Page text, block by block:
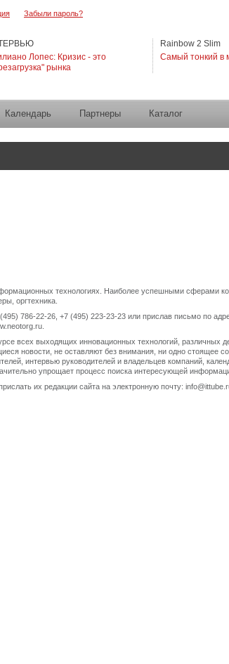
Лопес: Кризис - это
рынка
Rainbow 2 Slim
Самый тонкий в
Календарь Партнеры Каталог
Забыли пароль?
технологиях. Наиболее успешными сферами
оргтехника.
786-22-26, +7 (495) 223-23-23 или прислав письмо по
всех выходящих инновационных технологий, различных
новости, не оставляют без внимания, ни одно стоящее
интервью руководителей и владельцев компаний,
упрощает процесс поиска интересующей
их редакции сайта на электронную почту: